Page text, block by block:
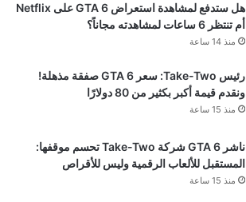
هل ستدفع لمشاهدة استعراض GTA 6 على Netflix
أم تنتظر 6 ساعات لمشاهدته مجاناً؟
منذ 14 ساعة
رئيس Take-Two: سعر GTA 6 صفقة مذهلة!
ونقدم قيمة أكبر بكثير من 80 دولارًا
منذ 15 ساعة
ناشر GTA 6 شركة Take-Two تحسم موقفها:
المستقبل للألعاب الرقمية وليس للأقراص
منذ 15 ساعة